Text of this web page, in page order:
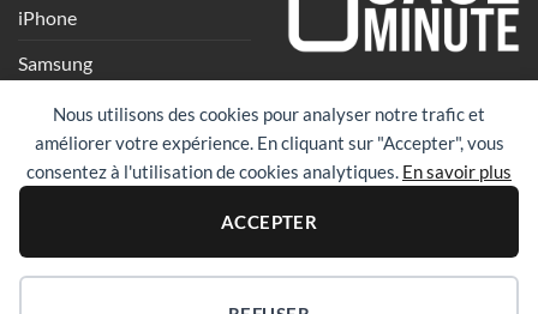
Nous utilisons des cookies pour analyser notre trafic et
améliorer votre expérience. En cliquant sur "Accepter", vous
consentez à l'utilisation de cookies analytiques. En savoir plus
ACCEPTER
iPhone
Samsung
Xiaomi
Google
Huawei
Une coque en quelques
clics